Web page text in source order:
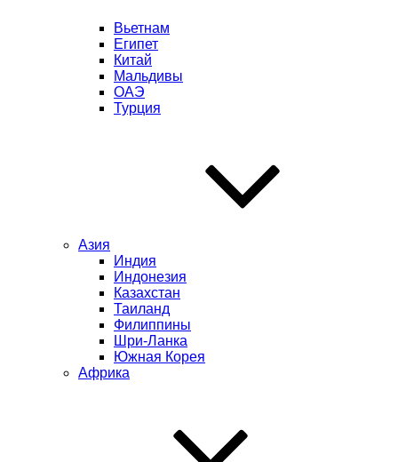
Вьетнам
Египет
Китай
Мальдивы
ОАЭ
Турция
Азия
Индия
Индонезия
Казахстан
Таиланд
Филиппины
Шри-Ланка
Южная Корея
Африка